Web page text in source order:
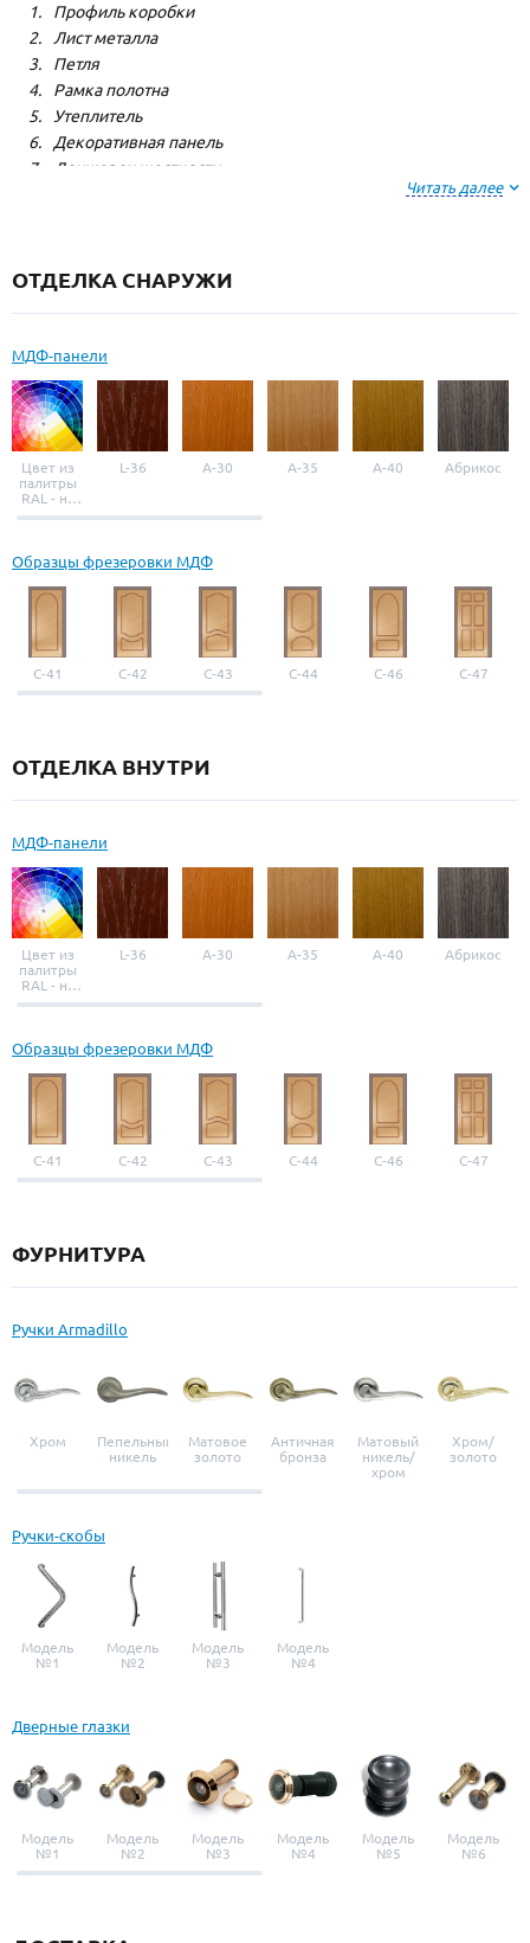
Профиль коробки
Лист металла
Петля
Рамка полотна
Утеплитель
Декоративная панель
Лонжерон жесткости
Читать далее
ОТДЕЛКА СНАРУЖИ
МДФ-панели
Цвет из
палитры
RAL - на
выбор
L-36 A-30 A-35 A-40 Абрикос
Образцы фрезеровки МДФ
С-41 С-42 С-43 С-44 С-46 С-47
ОТДЕЛКА ВНУТРИ
МДФ-панели
Цвет из
палитры
RAL - на
выбор
L-36 A-30 A-35 A-40 Абрикос
Образцы фрезеровки МДФ
С-41 С-42 С-43 С-44 С-46 С-47
ФУРНИТУРА
Ручки Armadillo
Хром
Пепельный
никель
Матовое
золото
Античная
бронза
Матовый
никель/
хром
Хром/
золото
Ручки-скобы
Модель
№1
Модель
№2
Модель
№3
Модель
№4
Дверные глазки
Модель
№1
Модель
№2
Модель
№3
Модель
№4
Модель
№5
Модель
№6